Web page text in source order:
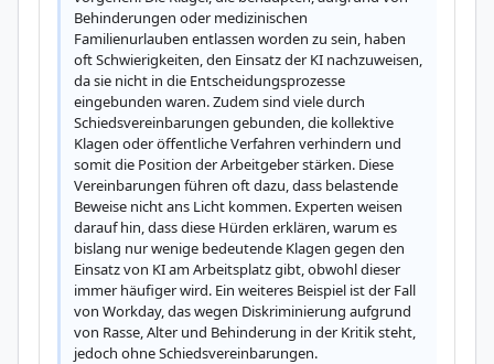
Behinderungen oder medizinischen
Familienurlauben entlassen worden zu sein, haben
oft Schwierigkeiten, den Einsatz der KI nachzuweisen,
da sie nicht in die Entscheidungsprozesse
eingebunden waren. Zudem sind viele durch
Schiedsvereinbarungen gebunden, die kollektive
Klagen oder öffentliche Verfahren verhindern und
somit die Position der Arbeitgeber stärken. Diese
Vereinbarungen führen oft dazu, dass belastende
Beweise nicht ans Licht kommen. Experten weisen
darauf hin, dass diese Hürden erklären, warum es
bislang nur wenige bedeutende Klagen gegen den
Einsatz von KI am Arbeitsplatz gibt, obwohl dieser
immer häufiger wird. Ein weiteres Beispiel ist der Fall
von Workday, das wegen Diskriminierung aufgrund
von Rasse, Alter und Behinderung in der Kritik steht,
jedoch ohne Schiedsvereinbarungen.